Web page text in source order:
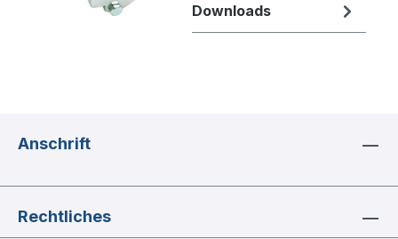
Downloads
Anschrift
Rechtliches